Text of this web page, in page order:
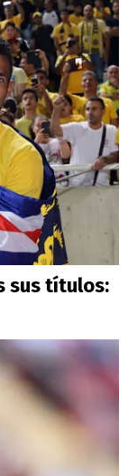
sus títulos: